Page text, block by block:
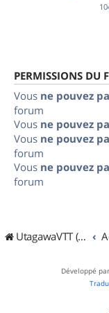
PERMISSIONS DU
Vous ne pouvez
forum
Vous ne pouvez
Vous ne pouvez
forum
Vous ne pouvez
forum
UtagawaVTT (Randos VTT et VTTAE avec traces GPS)
Développé par